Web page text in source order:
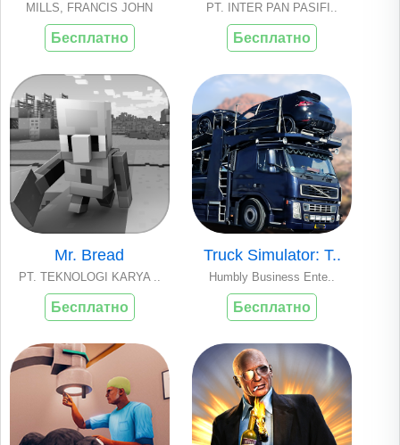
MILLS, FRANCIS JOHN
Бесплатно
PT. INTER PAN PASIFI..
Бесплатно
Mr. Bread
PT. TEKNOLOGI KARYA ..
Бесплатно
Truck Simulator: T..
Humbly Business Ente..
Бесплатно